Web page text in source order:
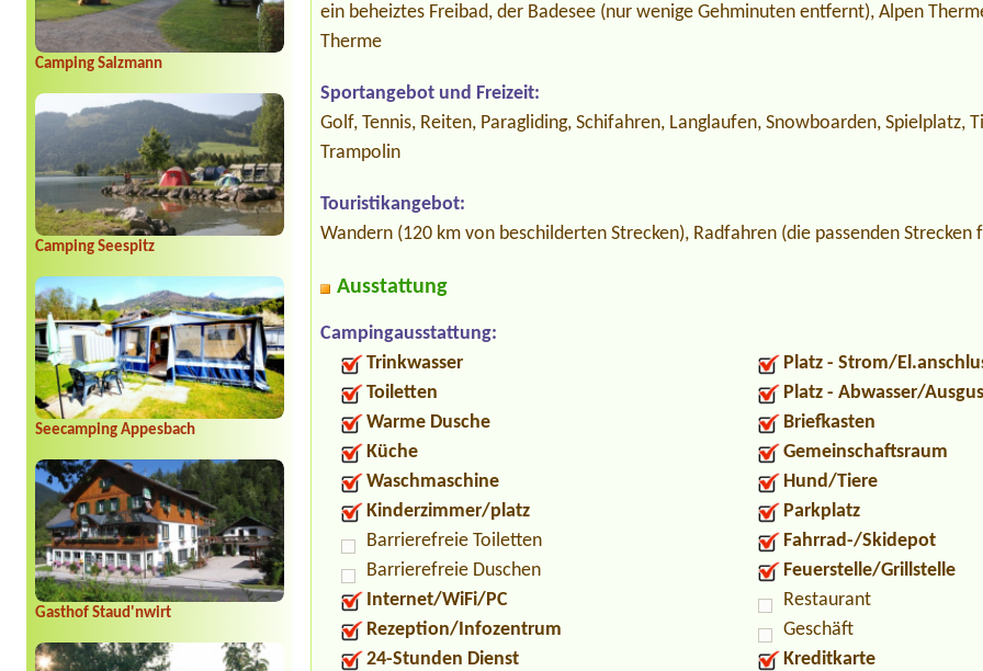
Camping Salzmann
Camping Seespitz
Seecamping Appesbach
Gasthof Staud'nwirt
ein beheiztes Freibad, der Badesee (nur wenige Gehminuten entfernt), Alpen
Therme
Sportangebot und Freizeit:
Golf, Tennis, Reiten, Paragliding, Schifahren, Langlaufen, Snowboarden, Spielplatz,
Trampolin
Touristikangebot:
Wandern (120 km von beschilderten Strecken), Radfahren (die passenden Strecken
Ausstattung
Campingausstattung:
Trinkwasser
Toiletten
Warme Dusche
Küche
Waschmaschine
Kinderzimmer/platz
Barrierefreie Toiletten
Barrierefreie Duschen
Internet/WiFi/PC
Rezeption/Infozentrum
24-Stunden Dienst
Platz - Strom/
Platz - Abwasser/
Briefkasten
Gemeinschaftsraum
Hund/Tiere
Parkplatz
Fahrrad-/Skidepot
Feuerstelle/Grillstelle
Restaurant
Geschäft
Kreditkarte